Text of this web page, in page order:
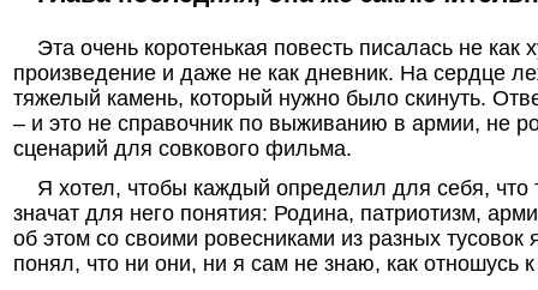
Эта очень коротенькая повесть писалась не как
произведение и даже не как дневник. На сердце
тяжелый камень, который нужно было скинуть.
– и это не справочник по выживанию в армии, не
сценарий для совкового фильма.
Я хотел, чтобы каждый определил для себя, что
значат для него понятия: Родина, патриотизм,
об этом со своими ровесниками из разных тусовок
понял, что ни они, ни я сам не знаю, как отношусь